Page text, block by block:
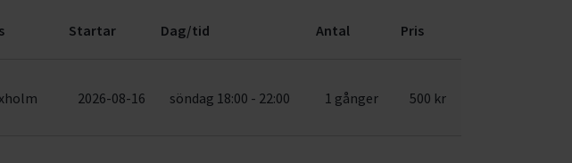
Startar Dag/tid Antal Pris
2026-08-16 söndag 18:00 - 22:00 1 gånger 500 kr